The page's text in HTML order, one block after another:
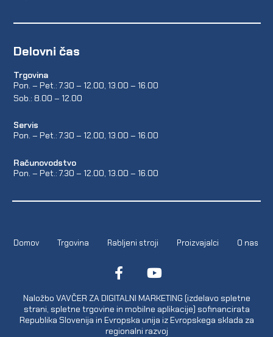
Delovni čas
Trgovina
Pon. – Pet.: 7.30 – 12.00, 13.00 – 16.00
Sob.: 8.00 – 12.00
Servis
Pon. – Pet.: 7.30 – 12.00, 13.00 – 16.00
Računovodstvo
Pon. – Pet.: 7.30 – 12.00, 13.00 – 16.00
Domov Trgovina Rabljeni stroji Proizvajalci O nas
Naložbo VAVČER ZA DIGITALNI MARKETING (izdelavo spletne
strani, spletne trgovine in mobilne aplikacije) sofinancirata
Republika Slovenija in Evropska unija iz Evropskega sklada za
regionalni razvoj